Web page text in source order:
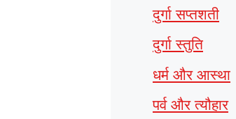
दुर्गा सप्तशती
दुर्गा स्तुति
धर्म और आस्था
पर्व और त्यौहार